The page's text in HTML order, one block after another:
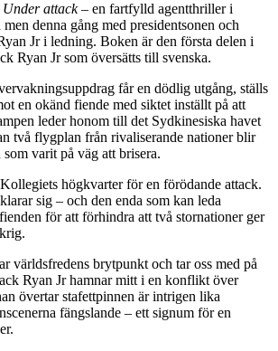
Under attack– en fartfylld agentthriller i
denna gång med presidentsonen och
Jr i ledning. Boken är den första delen i
Ryan Jr som översätts till svenska.
får en dödlig utgång, ställs
en okänd fiende med siktet inställt på att
leder honom till det Sydkinesiska havet
två flygplan från rivaliserande nationer blir
varit på väg att brisera.
högkvarter för en förödande attack.
sig – och den enda som kan leda
för att förhindra att två stornationer ger
världsfredens brytpunkt och tar oss med på
Ryan Jr hamnar mitt i en konflikt över
övertar stafettpinnen är intrigen lika
fängslande – ett signum för en